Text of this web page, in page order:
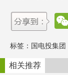
标签： 国电投集团
相关推荐